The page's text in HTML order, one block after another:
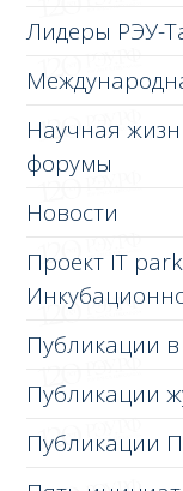
Лидеры РЭУ-
Научная
форумы
Новости
Проект IT
Публикации в
Публикации
Публикации